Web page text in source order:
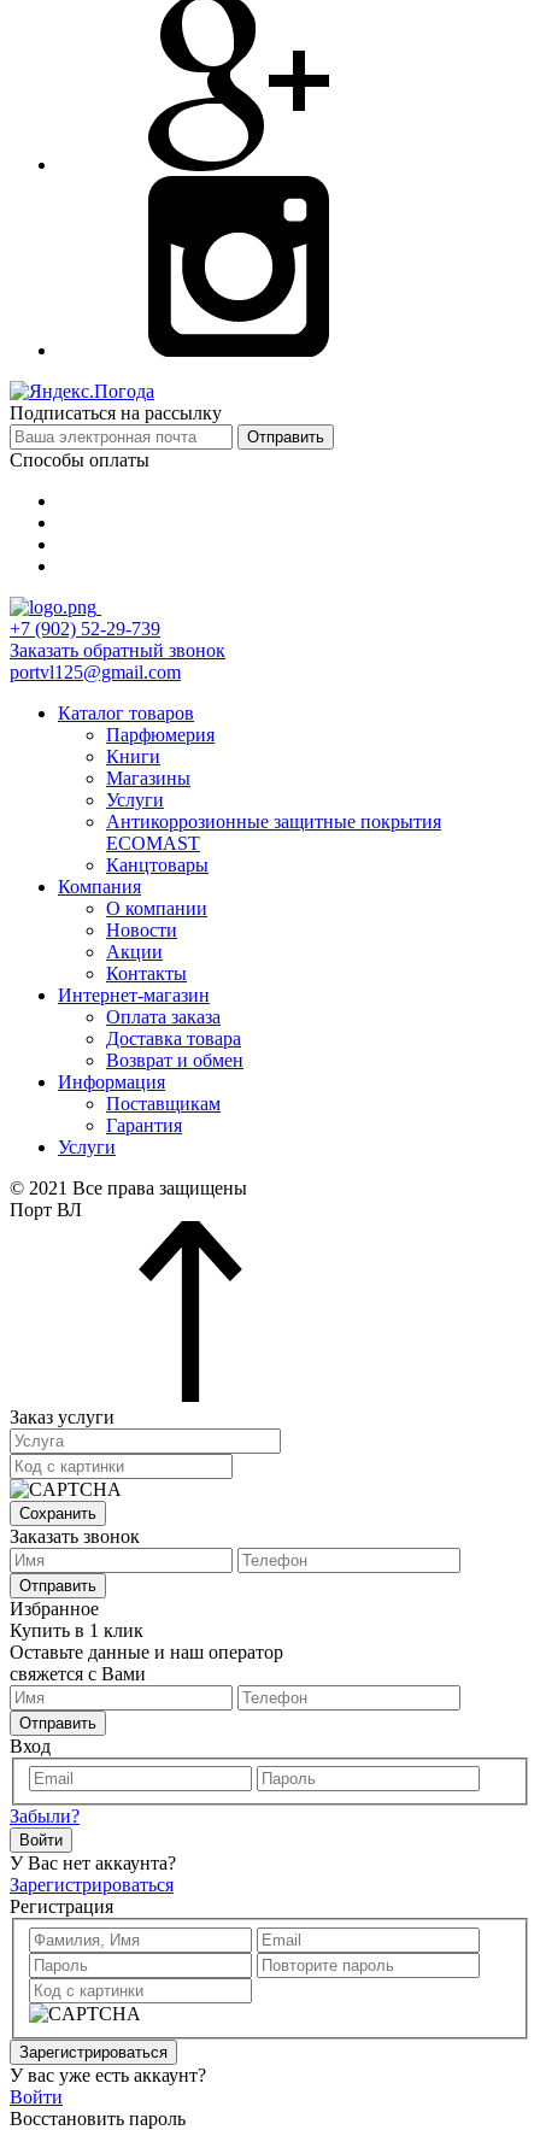
Подписаться на рассылку
Отправить
Способы оплаты
+7 (902) 52-29-739
Заказать обратный звонок
portvl125@gmail.com
Каталог товаров
Парфюмерия
Книги
Магазины
Услуги
Антикоррозионные защитные покрытия
ECOMAST
Канцтовары
Компания
О компании
Новости
Акции
Контакты
Интернет-магазин
Оплата заказа
Доставка товара
Возврат и обмен
Информация
Поставщикам
Гарантия
Услуги
© 2021 Все права защищены
Порт ВЛ
Заказ услуги
Сохранить
Заказать звонок
Отправить
Избранное
Купить в 1 клик
Оставьте данные и наш оператор
свяжется с Вами
Отправить
Вход
Забыли?
Войти
У Вас нет аккаунта?
Зарегистрироваться
Регистрация
Зарегистрироваться
У вас уже есть аккаунт?
Войти
Восстановить пароль